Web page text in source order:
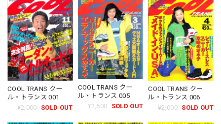
COOL TRANS クー
ル・トランス 001
¥2,000
SOLD OUT
COOL TRANS クー
ル・トランス 005
¥2,500
SOLD OUT
COOL TRANS クー
ル・トランス 006
¥2,000 SOLD OUT